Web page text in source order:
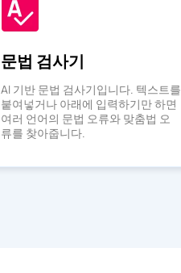
문법 검사기
AI 기반 문법 검사기입니다. 텍스트를
붙여넣거나 아래에 입력하기만 하면
여러 언어의 문법 오류와 맞춤법 오
류를 찾아줍니다.